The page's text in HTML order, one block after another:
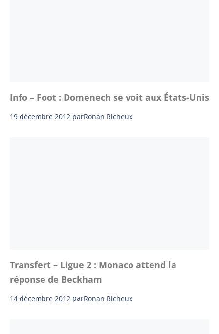
Info – Foot : Domenech se voit aux États-Unis
19 décembre 2012 parRonan Richeux
Transfert – Ligue 2 : Monaco attend la
réponse de Beckham
14 décembre 2012 parRonan Richeux